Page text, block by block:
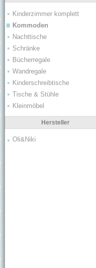
Kinderzimmer komplett
Kommoden
Nachttische
Schränke
Bücherregale
Wandregale
Kinderschreibtische
Tische & Stühle
Kleinmöbel
Hersteller
Oli&Niki